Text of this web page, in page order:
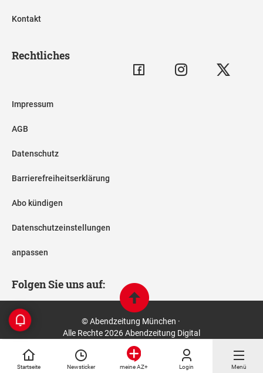
Startseite Newsticker meine AZ+ Login Menü
Kontakt
Rechtliches
Impressum
AGB
Datenschutz
Barrierefreiheitserklärung
Abo kündigen
Datenschutzeinstellungen
anpassen
Folgen Sie uns auf:
© Abendzeitung München ·
Alle Rechte 2026 Abendzeitung Digital